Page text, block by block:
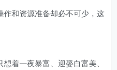
作和资源准备却必不可少，这
着一夜暴富、迎娶白富美、